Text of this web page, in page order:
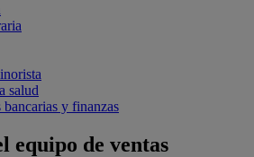
salud
bancarias y finanzas
equipo de ventas